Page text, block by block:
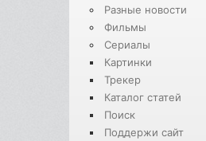
Разные новости
Фильмы
Сериалы
Картинки
Трекер
Каталог статей
Поиск
Поддержи сайт